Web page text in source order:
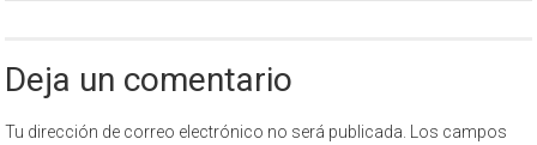
Deja un comentario
Tu dirección de correo electrónico no será publicada.
Los campos